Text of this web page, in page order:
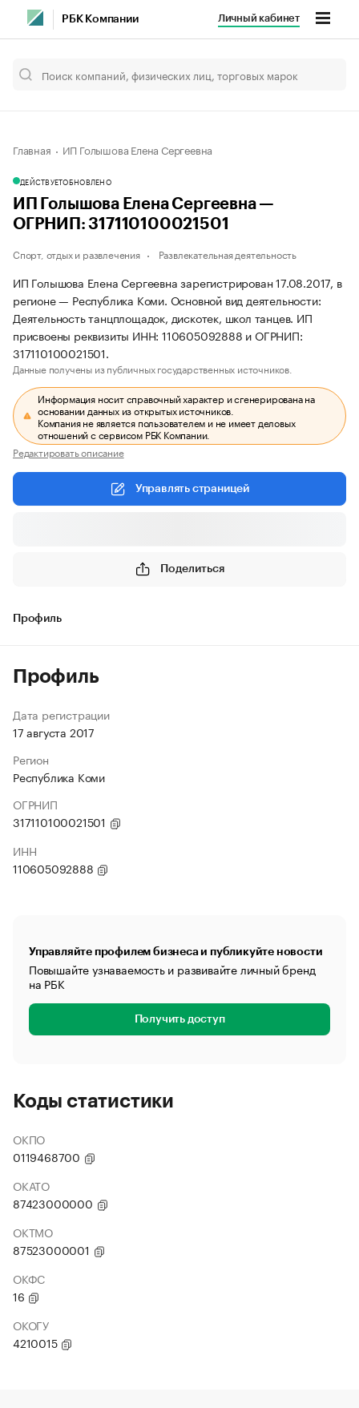
РБК Компании Личный кабинет
Главная ИП Голышова Елена Сергеевна
ДЕЙСТВУЕТОБНОВЛЕНО
ИП Голышова Елена Сергеевна —
ОГРНИП: 317110100021501
Спорт, отдых и развлечения Развлекательная деятельность
ИП Голышова Елена Сергеевна зарегистрирован 17.08.2017, в
регионе — Республика Коми. Основной вид деятельности:
Деятельность танцплощадок, дискотек, школ танцев. ИП
присвоены реквизиты ИНН: 110605092888 и ОГРНИП:
317110100021501.
Данные получены из публичных государственных источников.
Информация носит справочный характер и сгенерирована на
основании данных из открытых источников.
Компания не является пользователем и не имеет деловых
отношений с сервисом РБК Компании.
Редактировать описание
Управлять страницей
Поделиться
Профиль
Профиль
Дата регистрации
17 августа 2017
Регион
Республика Коми
ОГРНИП
317110100021501
ИНН
110605092888
Управляйте профилем бизнеса и публикуйте новости
Повышайте узнаваемость и развивайте личный бренд
на РБК
Получить доступ
Коды статистики
ОКПО
0119468700
ОКАТО
87423000000
ОКТМО
87523000001
ОКФС
16
ОКОГУ
4210015